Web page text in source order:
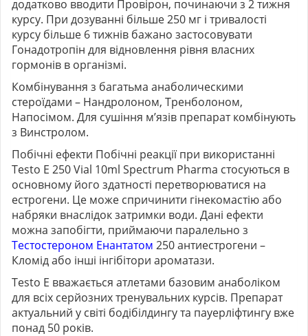
додатково вводити Провірон, починаючи з 2 тижня
курсу. При дозуванні більше 250 мг і тривалості
курсу більше 6 тижнів бажано застосовувати
Гонадотропін для відновлення рівня власних
гормонів в організмі.
Комбінування з багатьма анаболическими
стероїдами – Нандролоном, Тренболоном,
Напосімом. Для сушіння м’язів препарат комбінують
з Винстролом.
Побічні ефекти Побічні реакції при використанні
Testo E 250 Vial 10ml Spectrum Pharma стосуються в
основному його здатності перетворюватися на
естрогени. Це може спричинити гінекомастію або
набряки внаслідок затримки води. Дані ефекти
можна запобігти, приймаючи паралельно з
Тестостероном Енантатом 250 антиестрогени –
Кломідабо інші інгібітори ароматази.
Testo E вважається атлетами базовим анаболіком
для всіх серйозних тренувальних курсів. Препарат
актуальний у світі бодібілдингу та пауерліфтингу вже
понад 50 років.